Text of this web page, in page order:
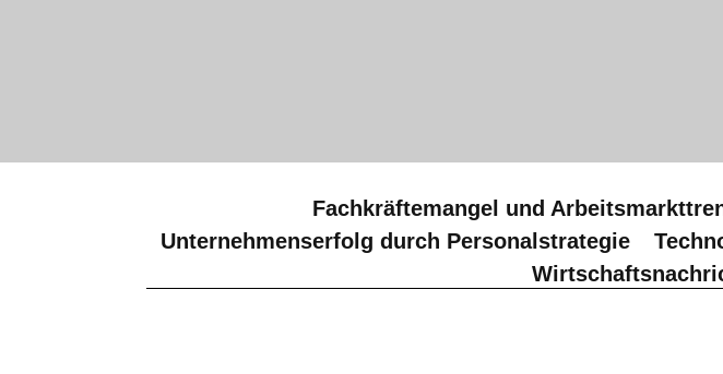
Fachkräftemangel und
Unternehmenserfolg durch Personalstrategie